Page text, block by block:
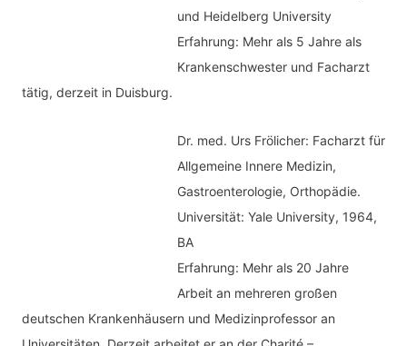
und Heidelberg University
Erfahrung: Mehr als 5 Jahre als
Krankenschwester und Facharzt
tätig, derzeit in Duisburg.
Dr. med. Urs Frölicher: Facharzt für
Allgemeine Innere Medizin,
Gastroenterologie, Orthopädie.
Universität: Yale University, 1964,
BA
Erfahrung: Mehr als 20 Jahre
Arbeit an mehreren großen
deutschen Krankenhäusern und Medizinprofessor an